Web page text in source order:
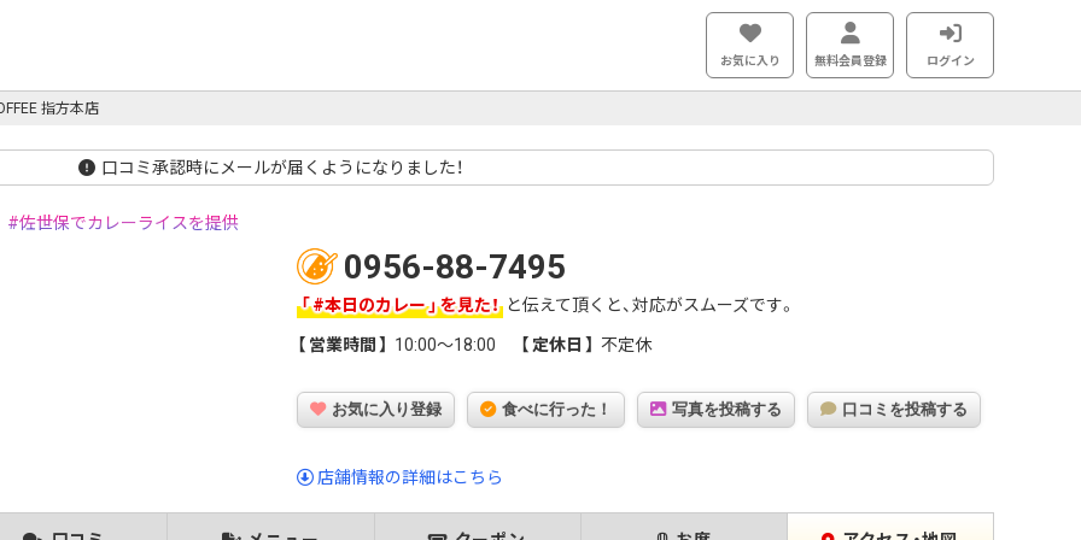
お気に入り 無料会員登録 ログイン
指方本店
口コミ承認時にメールが届くようになりました！
佐世保でカレーライスを提供
0956-88-7495
#本日のカレー を見た！ と伝えて頂くと、対応がスムーズです。
営業時間 10:00～18:00 定休日 不定休
お気に入り登録 食べに行った！ 写真を投稿する 口コミを投稿する
店舗情報の詳細はこちら